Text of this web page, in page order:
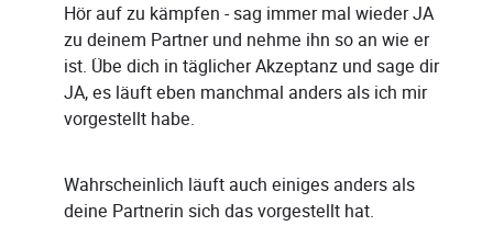
Hör auf zu kämpfen - sag immer mal wieder JA
zu deinem Partner und nehme ihn so an wie er
ist. Übe dich in täglicher Akzeptanz und sage dir
JA, es läuft eben manchmal anders als ich mir
vorgestellt habe.
Wahrscheinlich läuft auch einiges anders als
deine Partnerin sich das vorgestellt hat.